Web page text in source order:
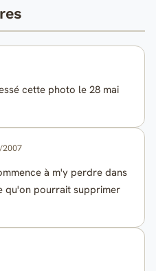
cette photo le 28 mai
2007
à m'y perdre dans
qu'on pourrait supprimer